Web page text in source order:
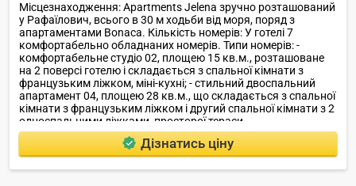
Місцезнаходження: Apartments Jelena зручно розташований
у Рафаїлович, всього в 30 м ходьби від моря, поряд з
апартаментами Bonaca. Кількість номерів: У готелі 7
комфортабельно обладнаних номерів. Типи номерів: -
комфортабельне студіо 02, площею 15 кв.м., розташоване
на 2 поверсі готелю і складається з спальної кімнати з
французьким ліжком, міні-кухні; - стильний двоспальний
апартамент 04, площею 28 кв.м., що складається з спальної
кімнати з французьким ліжком і другий спальної кімнати з 2
односпальними ліжками, просторої тераси.
Дізнатись ціну